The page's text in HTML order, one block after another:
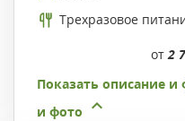
Трехразовое
от 2
Показать описание и
и фото